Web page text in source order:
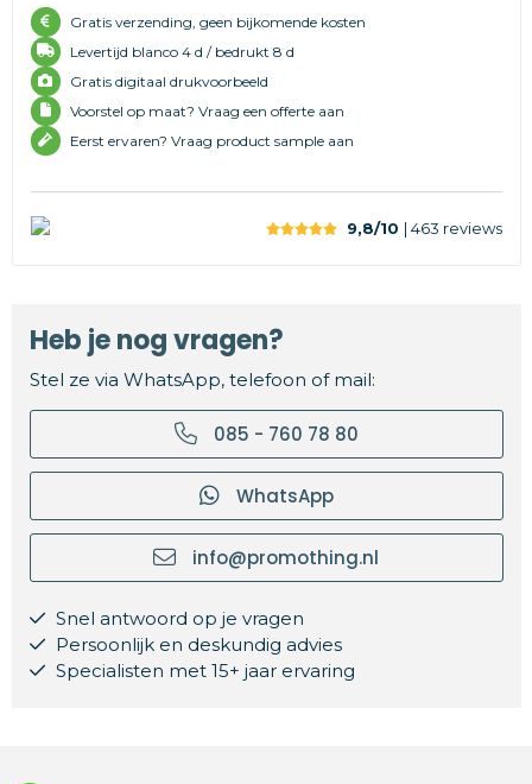
Gratis verzending, geen bijkomende kosten
Levertijd blanco 4 d / bedrukt 8 d
Gratis digitaal drukvoorbeeld
Voorstel op maat? Vraag een offerte aan
Eerst ervaren? Vraag product sample aan
9,8/10 | 463 reviews
Heb je nog vragen?
Stel ze via WhatsApp, telefoon of mail:
085 - 760 78 80
WhatsApp
info@promothing.nl
Snel antwoord op je vragen
Persoonlijk en deskundig advies
Specialisten met 15+ jaar ervaring